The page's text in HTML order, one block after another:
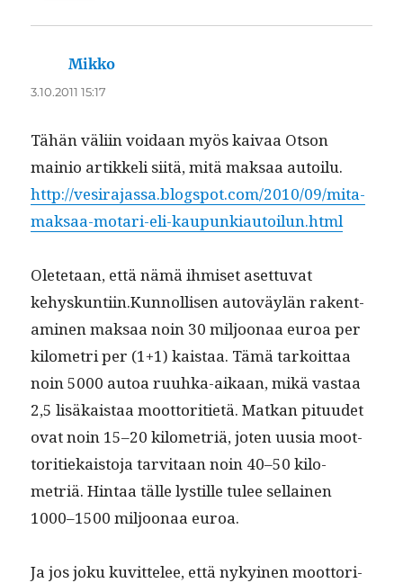
Mikko
3.10.2011 15:17
Tähän väli­in voidaan myös kaivaa Otson
mainio artikke­li siitä, mitä mak­saa autoilu.
http://vesirajassa.blogspot.com/2010/09/mita-
maksaa-motari-eli-kaupunkiautoilun.html
Olete­taan, että nämä ihmiset aset­tuvat
kehyskuntiin.Kunnollisen autoväylän rak­en­t­
a­mi­nen mak­saa noin 30 miljoon­aa euroa per
kilo­metri per (1+1) kaistaa. Tämä tarkoit­taa
noin 5000 autoa ruuh­ka-aikaan, mikä vas­taa
2,5 lisäkaistaa moot­tori­ti­etä. Matkan pitu­udet
ovat noin 15–20 kilo­metriä, joten uusia moot­
tori­tiekaisto­ja tarvi­taan noin 40–50 kilo­
metriä. Hin­taa tälle lystille tulee sel­l­ainen
1000–1500 miljoon­aa euroa.
Ja jos joku kuvit­telee, että nykyi­nen moot­tori­